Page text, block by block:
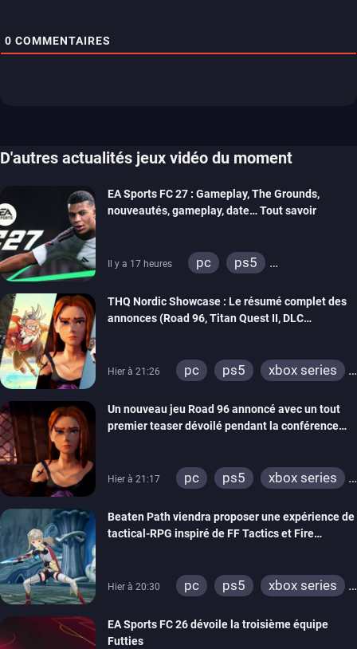
0 COMMENTAIRES
D'autres actualités jeux vidéo du moment
EA Sports FC 27 : Gameplay, The Grounds,
nouveautés, gameplay, date… Tout savoir
Il y a 17 heures pc
ps5
THQ Nordic Showcase : Le résumé complet des
annonces (Road 96, Titan Quest II, DLC
Hier à 21:26 pc ps5
xbox series
xbox one
switch 2
Un nouveau jeu Road 96 annoncé avec un tout
premier teaser dévoilé pendant la conférence
Hier à 21:17 pc ps5
xbox series
xbox one
Beaten Path viendra proposer une expérience de
tactical-RPG inspiré de FF Tactics et Fire
Hier à 20:30 pc ps5
xbox series
EA Sports FC 26 dévoile la troisième équipe
Futties